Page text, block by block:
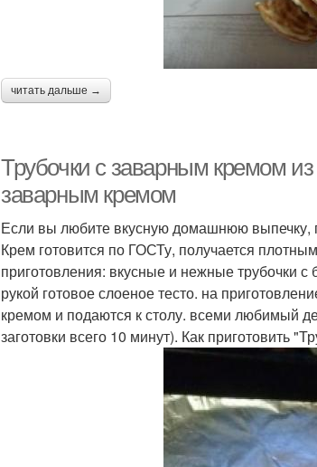
читать дальше →
Трубочки с заварным кремом
заварным кремом
Если вы любите вкусную домашнюю выпечку,
Крем готовится по ГОСТу, получается
приготовления: вкусные и нежные трубочки
рукой готовое слоеное тесто. на
кремом и подаются к столу. всеми любимый
заготовки всего 10 минут). Как приготовить